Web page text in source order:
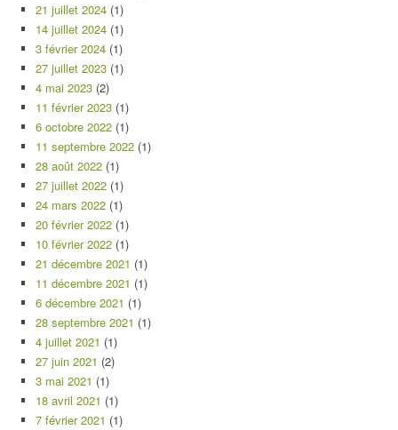
21 juillet 2024 (1)
14 juillet 2024 (1)
3 février 2024 (1)
27 juillet 2023 (1)
4 mai 2023 (2)
11 février 2023 (1)
6 octobre 2022 (1)
11 septembre 2022 (1)
28 août 2022 (1)
27 juillet 2022 (1)
24 mars 2022 (1)
20 février 2022 (1)
10 février 2022 (1)
21 décembre 2021 (1)
11 décembre 2021 (1)
6 décembre 2021 (1)
28 septembre 2021 (1)
4 juillet 2021 (1)
27 juin 2021 (2)
3 mai 2021 (1)
18 avril 2021 (1)
7 février 2021 (1)